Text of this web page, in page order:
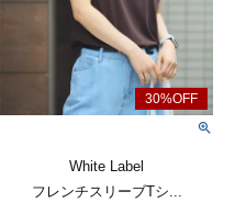
White Label
フレンチスリーブTシ...